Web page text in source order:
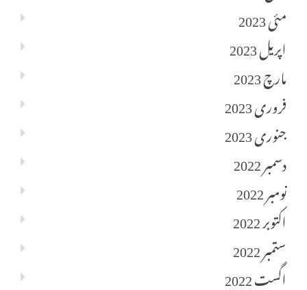
مئی 2023
اپریل 2023
مارچ 2023
فروری 2023
جنوری 2023
دسمبر 2022
نومبر 2022
اکتوبر 2022
ستمبر 2022
اگست 2022